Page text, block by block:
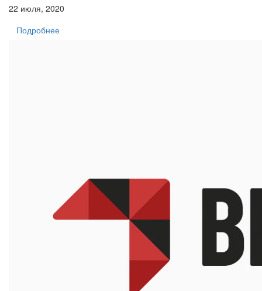
22 июля, 2020
Подробнее